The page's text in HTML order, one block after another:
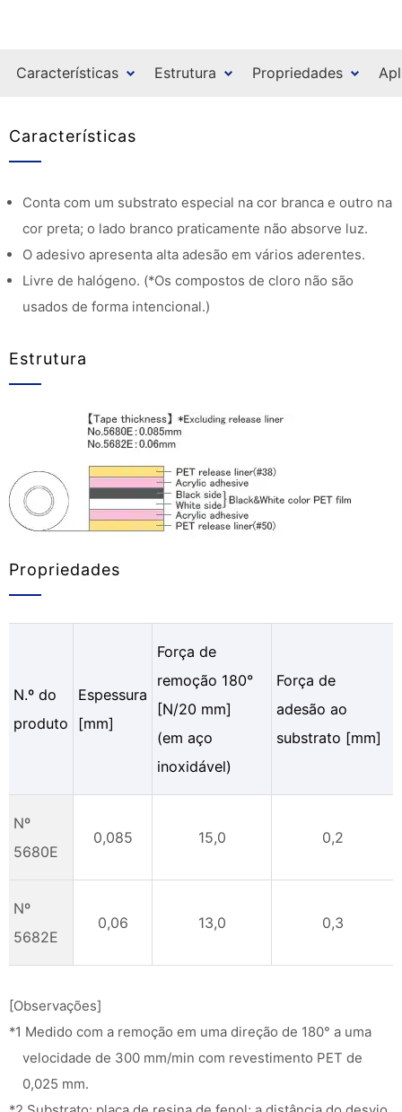
Características Estrutura Propriedades
Características
Conta com um substrato especial na cor branca e outro na
cor preta; o lado branco praticamente não absorve luz.
O adesivo apresenta alta adesão em vários aderentes.
Livre de halógeno. (*Os compostos de cloro não são
usados de forma intencional.)
Estrutura
Propriedades
N.º do
produto
Espessura
[mm]
Força de
remoção 180°
[N/20 mm]
(em aço
inoxidável)
Força de
adesão ao
substrato [mm]
Nº
5680E
0,085 15,0 0,2
Nº
5682E
0,06 13,0 0,3
[Observações]
*1 Medido com a remoção em uma direção de 180° a uma
velocidade de 300 mm/min com revestimento PET de
0,025 mm.